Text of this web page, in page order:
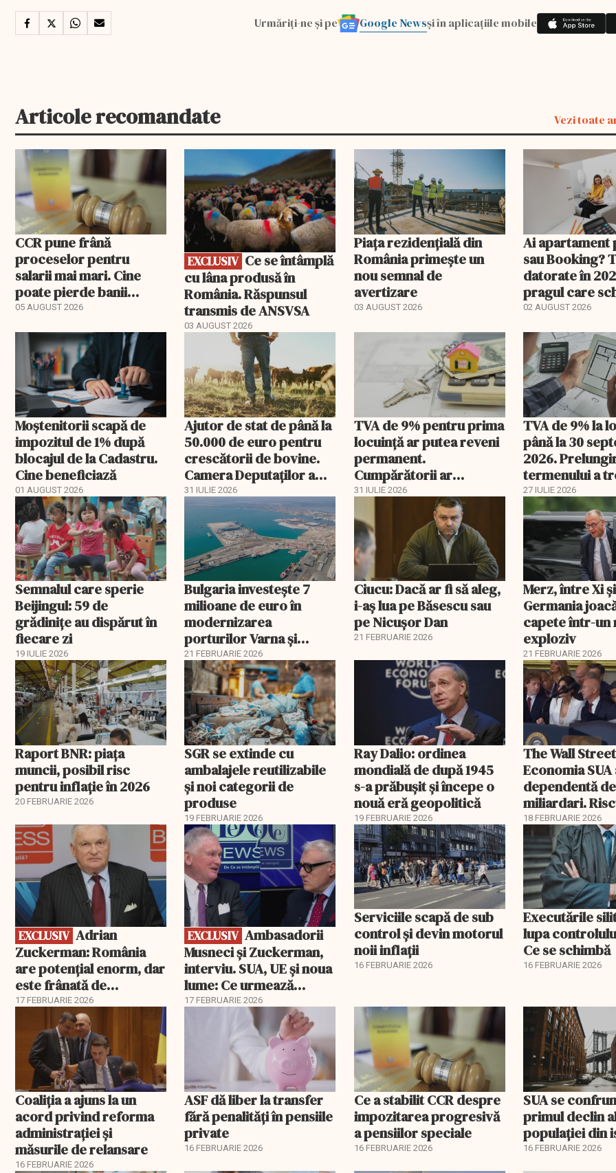
Urmăriți-ne și pe Google Newsși în aplicațiile mobile
Articole recomandate Vezi toate
CCR pune frână
proceselor pentru
salarii mai mari. Cine
poate pierde banii
ceruți statului
05 AUGUST 2026
EXCLUSIV
EXCLUSIV
cu lâna produsă în
România. Răspunsul
transmis de ANSVSA
03 AUGUST 2026
Piața rezidențială din
România primește un
nou semnal de
avertizare
03 AUGUST 2026
Ai apartament
sau Booking?
datorate în
pragul care
regimul fiscal
02 AUGUST 2026
Moștenitorii scapă de
impozitul de 1% după
blocajul de la Cadastru.
Cine beneficiază
01 AUGUST 2026
Ajutor de stat de până la
50.000 de euro pentru
crescătorii de bovine.
Camera Deputaților a
aprobat schema
31 IULIE 2026
TVA de 9% pentru prima
locuință ar putea reveni
permanent.
Cumpărătorii ar
economisi zeci de mii de
31 IULIE 2026
TVA de 9% la
până la 30
2026.
termenului a
comisia din
27 IULIE 2026
Semnalul care sperie
Beijingul: 59 de
grădinițe au dispărut în
fiecare zi
19 IULIE 2026
Bulgaria investește 7
milioane de euro în
modernizarea
porturilor Varna și
Burgas
21 FEBRUARIE 2026
Ciucu: Dacă ar fi să aleg,
i-aș lua pe Băsescu sau
pe Nicușor Dan
21 FEBRUARIE 2026
Merz, între Xi
Germania
capete într-un
exploziv
21 FEBRUARIE 2026
Raport BNR: piața
muncii, posibil risc
pentru inflație în 2026
20 FEBRUARIE 2026
SGR se extinde cu
ambalajele reutilizabile
și noi categorii de
produse
19 FEBRUARIE 2026
Ray Dalio: ordinea
mondială de după 1945
s-a prăbușit și începe o
nouă eră geopolitică
19 FEBRUARIE 2026
The Wall
Economia
dependentă de
miliardari.
pentru burse
18 FEBRUARIE 2026
EXCLUSIV
EXCLUSIV
Zuckerman: România
are potențial enorm, dar
este frânată de
corupție, companii de
stat și influența
propagandei ruse
17 FEBRUARIE 2026
EXCLUSIV
EXCLUSIV Ambasadorii
Musneci și Zuckerman,
interviu. SUA, UE și noua
lume: Ce urmează
pentru România
17 FEBRUARIE 2026
Serviciile scapă de sub
control și devin motorul
noii inflații
16 FEBRUARIE 2026
Executările
lupa
Ce se schimbă
16 FEBRUARIE 2026
Coaliția a ajuns la un
acord privind reforma
administrației și
măsurile de relansare
16 FEBRUARIE 2026
ASF dă liber la transfer
fără penalități în pensiile
private
16 FEBRUARIE 2026
Ce a stabilit CCR despre
impozitarea progresivă
a pensiilor speciale
16 FEBRUARIE 2026
SUA se
primul declin
populației din
16 FEBRUARIE 2026